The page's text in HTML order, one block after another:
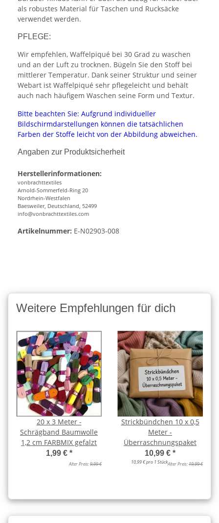
als robustes Material für Taschen und Rucksäcke
verwendet werden.
PFLEGE:
Wir empfehlen, Waffelpiqué bei 30 Grad zu waschen
und an der Luft zu trocknen. Bügeln Sie den Stoff bei
mittlerer Temperatur. Dank seiner Struktur und seiner
Webart ist Waffelpiqué sehr pflegeleicht und behält
auch nach häufigem Waschen seine Form und Textur.
Bitte beachten Sie: Aufgrund individueller
Bildschirmdarstellungen können die tatsächlichen
Farben der Stoffe leicht von der Abbildung abweichen.
Angaben zur Produktsicherheit
Herstellerinformationen:
vonbrachttextiles
Arnold-Sommerfeld-Ring 20
Nordrhein-Westfalen
Baesweiler, Deutschland, 52499
info@vonbrachttextiles.com
Artikelnummer: E-N02903-008
Weitere Empfehlungen für dich
20 x 3 Meter -
Schrägband Baumwolle
1,2 cm FARBMIX gefalzt
1,99 € *
Alter Preis:9,99 €
Strickbündchen 10 x 0,5
Meter -
Überraschnungspaket
10,99 € *
10,99 € pro 1 StückAlter Preis:19,99 €